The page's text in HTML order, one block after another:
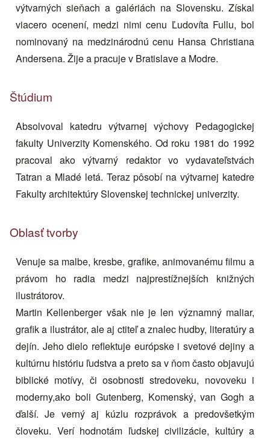
výtvarných sieňach a galériách na Slovensku. Získal
viacero ocenení, medzi nimi cenu Ľudovíta Fullu, bol
nominovaný na medzinárodnú cenu Hansa Christiana
Andersena. Žije a pracuje v Bratislave a Modre.
Štúdium
Absolvoval katedru výtvarnej výchovy Pedagogickej
fakulty Univerzity Komenského. Od roku 1981 do 1992
pracoval ako výtvarný redaktor vo vydavateľstvách
Tatran a Mladé letá. Teraz pôsobí na výtvarnej katedre
Fakulty architektúry Slovenskej technickej univerzity.
Oblasť tvorby
Venuje sa malbe, kresbe, grafike, animovanému filmu a
právom ho radia medzi najprestížnejších knižných
ilustrátorov.
Martin Kellenberger však nie je len významný maliar,
grafik a ilustrátor, ale aj ctiteľ a znalec hudby, literatúry a
dejín. Jeho dielo reflektuje európske i svetové dejiny a
kultúrnu históriu ľudstva a preto sa v ňom často objavujú
biblické motívy, či osobnosti stredoveku, novoveku i
moderny,ako boli Gutenberg, Komenský, van Gogh a
ďalší. Je verný aj kúzlu rozprávok a predovšetkým
človeku. Verí hodnotám ľudskej civilizácie, kultúry a